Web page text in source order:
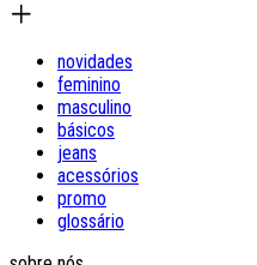
novidades
feminino
masculino
básicos
jeans
acessórios
promo
glossário